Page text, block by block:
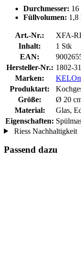
Durchmesser: 16
Füllvolumen: 1,8
Art.-Nr.:
XFA-
Inhalt:
1 Stk
EAN:
Hersteller-Nr.: 1802-
Marken:
Produktart:
Größe:
Ø 20
Material:
Glas,
Eigenschaften:
Riess Nachhaltigkeit
Passend dazu